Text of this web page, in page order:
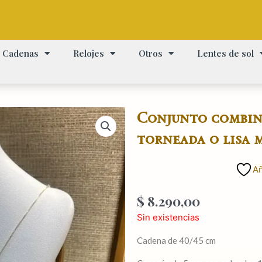
Cadenas Relojes Otros Lentes de sol
Conjunto
torneada o lisa
$ 8.290,00
Sin existencias
Cadena de 40/45 cm